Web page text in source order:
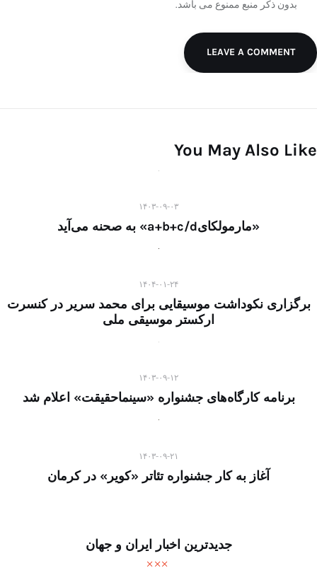
بدون ذکر منبع ممنوع می باشد.
LEAVE A COMMENT
You May Also Like
۱۴۰۳-۰۹-۰۳
«مارمولکایa+b+c/d» به صحنه می‌آید
۱۴۰۴-۰۱-۲۴
برگزاری نکوداشت موسیقایی برای محمد سریر در کنسرت
ارکستر موسیقی ملی
۱۴۰۳-۰۹-۱۲
برنامه کارگاه‌های جشنواره «سینماحقیقت» اعلام شد
۱۴۰۳-۰۹-۲۱
آغاز به کار جشنواره تئاتر «کویر» در کرمان
جدیدترین اخبار ایران و جهان